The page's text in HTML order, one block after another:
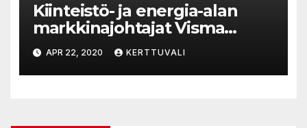
Kiinteistö- ja energia-alan
markkinajohtajat Visma
Tampuuri ja EnerKey
yhteistyöhön
APR 22, 2020 KERTTUVALI